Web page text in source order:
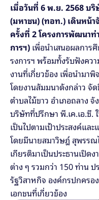
เมื่อวันที่ 6 พ.ย. 2568 บ
(มหาชน) (ทอท.) เดินหน้
ครั้งที่ 2 โครงการพัฒนาท่
การฯ) เพื่อนำเสนอผลการ
รงการฯ พร้อมทั้งรับฟังคว
งานที่เกี่ยวข้อง เพื่อนำมาพิ
โดยงานสัมมนาดังกล่าว จั
ตำบลไม้ขาว อำเภอถลาง
บริษัทที่ปรึกษา พี.เค.เอ.ซี.
เป็นไปตามเป้าประสงค์แล
โดยมีนายสมาวิษฎ์ สุพรรณ
เกียรติมาเป็นประธานเปิด
ต่าง ๆ รวมกว่า 150 ท่าน
รัฐวิสาหกิจ องค์กรปกครอ
เอกชนที่เกี่ยวข้อง